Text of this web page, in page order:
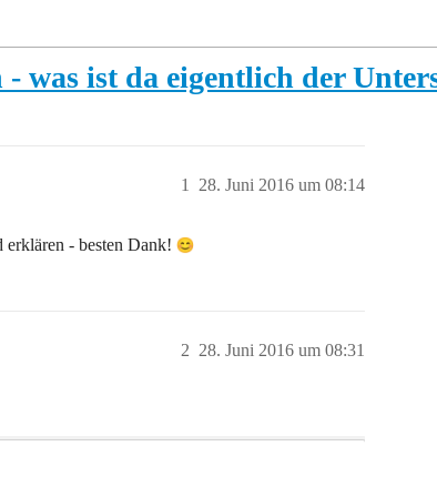
was ist da eigentlich der
28. Juni 2016 um 08:14
1
erklären - besten Dank!
28. Juni 2016 um 08:31
2